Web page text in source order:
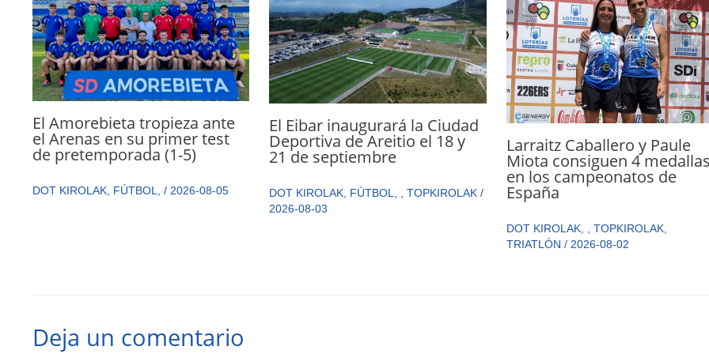
El Amorebieta tropieza ante
el Arenas en su primer test
de pretemporada (1-5)
DOT KIROLAK, FÚTBOL / 2026-08-05
El Eibar inaugurará la Ciudad
Deportiva de Areitio el 18 y
21 de septiembre
DOT KIROLAK FÚTBOL ,TOPKIROLAK /
2026-08-03
Larraitz Caballero y Paule
Miota consiguen 4
en los campeonatos de
España
DOT KIROLAK, TOPKIROLAK,
TRIATLÓN / 2026-08-02
Deja un comentario